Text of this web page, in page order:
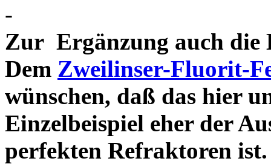
-
Zur Ergänzung auch die
Dem Zweilinser-Fluorit-
wünschen, daß das hier
Einzelbeispiel eher der
perfekten